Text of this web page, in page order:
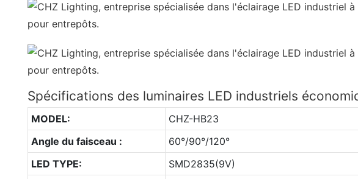
Spécifications des luminaires LED industriels
MODEL:
CHZ-HB23
Angle du faisceau :
60°/90°/120°
LED TYPE:
SMD2835(9V)